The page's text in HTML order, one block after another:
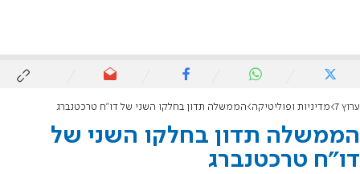
ערוץ 7 מדיניות ופוליטיקה הממשלה תדון בחלקו השני של דו"ח טרכטנברג
הממשלה תדון בחלקו השני של
דו"ח טרכטנברג